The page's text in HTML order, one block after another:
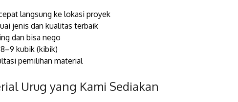
langsung ke lokasi proyek
jenis dan kualitas terbaik
dan bisa nego
kubik (kibik)
pemilihan material
Urug yang Kami Sediakan